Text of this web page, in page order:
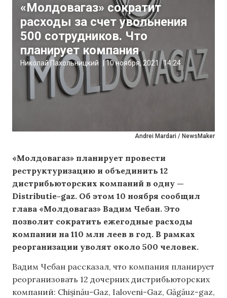
Andrei Mardari / NewsMaker
«Молдовагаз» сократит
расходы за счет увольнения
500 сотрудников. Что
планирует компания
Николай Пахольницкий 10 ноября, 2021 14:24
«Молдовагаз» планирует провести
реструктуризацию и объединить 12
дистрибьюторских компаний в одну —
Distributie-gaz. Об этом 10 ноября сообщил
глава «Молдовагаз» Вадим Чебан. Это
позволит сократить ежегодные расходы
компании на 110 млн леев в год. В рамках
реорганизации уволят около 500 человек.
Вадим Чебан рассказал, что компания планирует
реорганизовать 12 дочерних дистрибьюторских
компаний: Chișinău-Gaz, Ialoveni-Gaz, Găgăuz-gaz,